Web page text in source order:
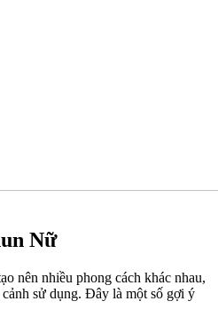
Nữ
nên nhiều phong cách khác nhau,
sử dụng. Đây là một số gợi ý